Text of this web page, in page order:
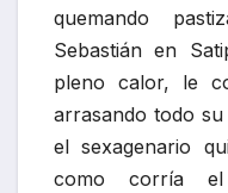
quemando
Sebastián en
pleno calor, le
arrasando todo
el sexagenario
como corría